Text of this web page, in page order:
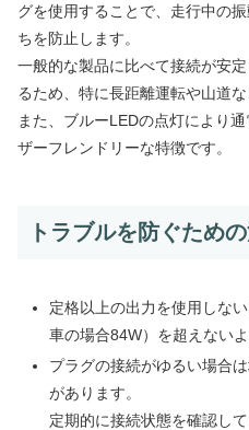
グを使用することで、走行中の
ちを防止します。
一般的な製品に比べて接続が安
るため、特に長距離運転や山道
また、ブルーLEDの点灯により
ザーフレンドリーな特徴です。
トラブルを防ぐため
定格以上の出力を使用しな
車の場合84W）を超えないよ
プラグの接続がゆるい場合
があります。
定期的に接続状態を確認して